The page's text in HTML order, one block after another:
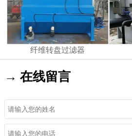
纤维转盘过滤器
→ 在线留言